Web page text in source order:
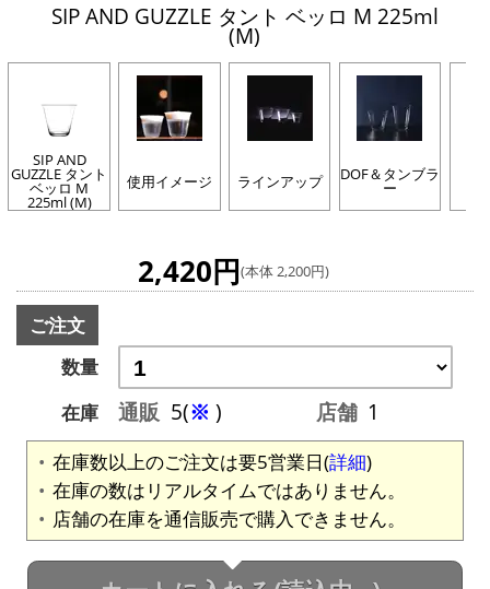
SIP AND GUZZLE タント ベッロ M 225ml
(M)
SIP AND
GUZZLE タント
ベッロ M
225ml (M)
使用イメージ ラインアップ DOF＆タンブラ
ー
2,420円(本体 2,200円)
ご注文
数量
在庫
通販 5(※ ) 店舗 1
在庫数以上のご注文は要5営業日(詳細)
在庫の数はリアルタイムではありません。
店舗の在庫を通信販売で購入できません。